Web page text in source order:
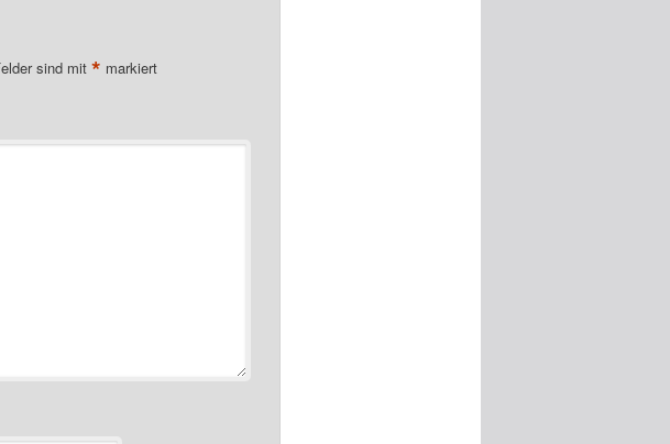
sind mit * markiert